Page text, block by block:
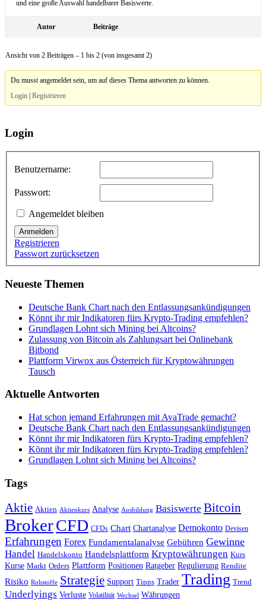
und eine große Auswahl handelbarer Basiswerte.
Autor Beiträge
Ansicht von 2 Beiträgen – 1 bis 2 (von insgesamt 2)
Du musst angemeldet sein, um auf dieses Thema antworten zu können.
Login |Registrieren
Login
Benutzername:
Passwort:
Angemeldet bleiben
Anmelden
Registrieren
Passwort zurücksetzen
Neueste Themen
Deutsche Bank Chart nach den Entlassungsankündigungen
Könnt ihr mir Indikatoren fürs Krypto-Trading empfehlen?
Grundlagen Lohnt sich Mining bei Altcoins?
Zulassung von Bitcoin als Zahlungsart bei Onlinebank
Bitbond
Plattform Virwox aus Österreich für Kryptowährungen
Tausch
Aktuelle Antworten
Hat schon jemand Erfahrungen mit AvaTrade gemacht?
Deutsche Bank Chart nach den Entlassungsankündigungen
Könnt ihr mir Indikatoren fürs Krypto-Trading empfehlen?
Könnt ihr mir Indikatoren fürs Krypto-Trading empfehlen?
Grundlagen Lohnt sich Mining bei Altcoins?
Tags
Aktie Aktien Aktienkurs Analyse Ausbildung Basiswerte Bitcoin
BrokerCFD CFDs Chart Chartanalyse Demokonto Devisen
Erfahrungen Forex Fundamentalanalyse Gebühren Gewinne
Handel Handelskonto Handelsplattform Kryptowährungen Kurs
Kurse Markt Orders Plattform Positionen Ratgeber Regulierung Rendite
Risiko Rohstoffe Strategie Support Tipps Trader Trading Trend
Underlyings Verluste Volatilität Wechsel Währungen